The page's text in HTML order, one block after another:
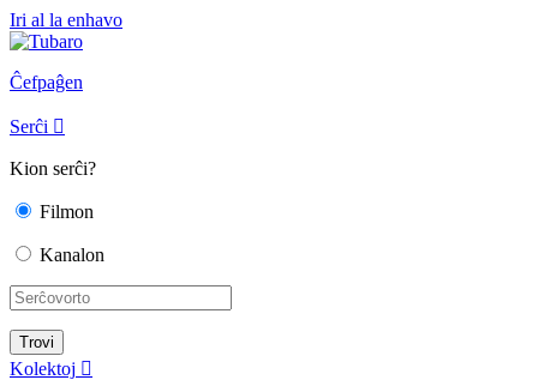
Iri al la enhavo
Ĉefpaĝen
Serĉi 
Kion serĉi?
Filmon
Kanalon
Kolektoj 